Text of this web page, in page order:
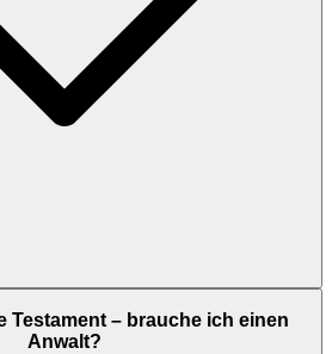
Testament – brauche ich einen
Anwalt?